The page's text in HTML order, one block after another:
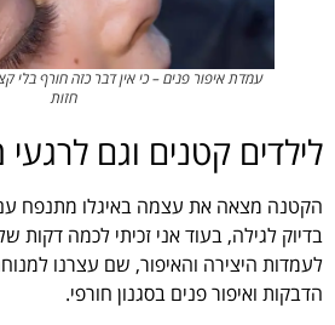
עמדת איפור פנים – כי אין דבר כזה חורף בלי
חזות
לילדים קטנים וגם
הקטנה מצאה את עצמה באיגלו מתנפח
בדיוק לגילה, בעוד אני זכיתי לכמה דקות
לעמדות היצירה והאיפור, שם עצרנו
הדבקות ואיפור פנים בסגנון חורפי.